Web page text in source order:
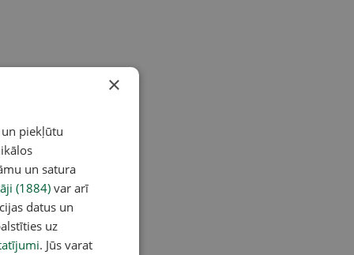
×
piekļūtu
un satura
(1884) var arī
datus un
uz
. Jūs varat